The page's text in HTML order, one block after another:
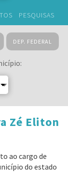
PESQUISAS
DEP. FEDERAL
Zé Eliton
ao cargo de
do estado